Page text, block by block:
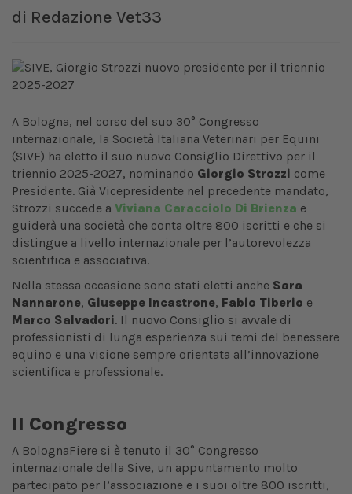
di Redazione Vet33
A Bologna, nel corso del suo 30° Congresso
internazionale, la Società Italiana Veterinari per Equini
(SIVE) ha eletto il suo nuovo Consiglio Direttivo per il
triennio 2025-2027, nominando Giorgio Strozzi come
Presidente. Già Vicepresidente nel precedente mandato,
Strozzi succede a Viviana Caracciolo Di Brienza e
guiderà una società che conta oltre 800 iscritti e che si
distingue a livello internazionale per l’autorevolezza
scientifica e associativa.
Nella stessa occasione sono stati eletti anche Sara
Nannarone, Giuseppe Incastrone, Fabio Tiberio e
Marco Salvadori. Il nuovo Consiglio si avvale di
professionisti di lunga esperienza sui temi del benessere
equino e una visione sempre orientata all’innovazione
scientifica e professionale.
Il Congresso
A BolognaFiere si è tenuto il 30° Congresso
internazionale della Sive, un appuntamento molto
partecipato per l’associazione e i suoi oltre 800 iscritti,